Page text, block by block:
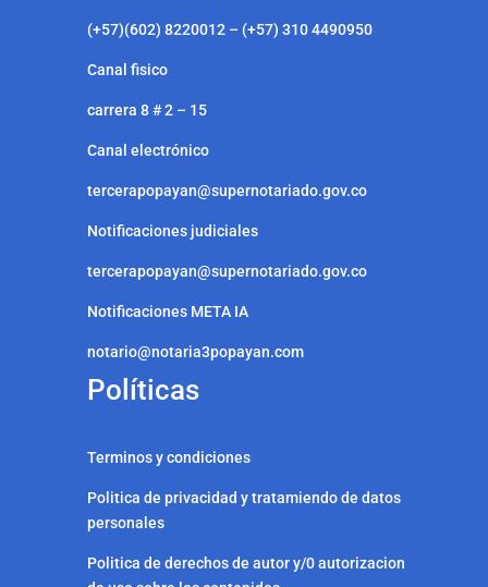
(+57)(602) 8220012 – (+57) 310 4490950
Canal fisico
carrera 8 # 2 – 15
Canal electrónico
tercerapopayan@supernotariado.gov.co
Notificaciones judiciales
tercerapopayan@supernotariado.gov.co
Notificaciones META IA
notario@notaria3popayan.com
Políticas
Terminos y condiciones
Politica de privacidad y tratamiendo de datos
personales
Politica de derechos de autor y/0 autorizacion